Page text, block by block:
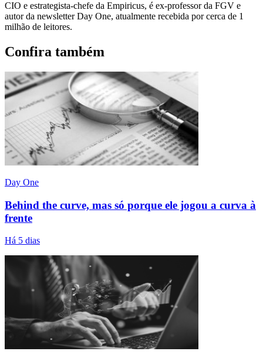
CIO e estrategista-chefe da Empiricus, é ex-professor da FGV e
autor da newsletter Day One, atualmente recebida por cerca de 1
milhão de leitores.
Confira também
Day One
Behind the curve, mas só porque ele jogou a curva à
frente
Há 5 dias